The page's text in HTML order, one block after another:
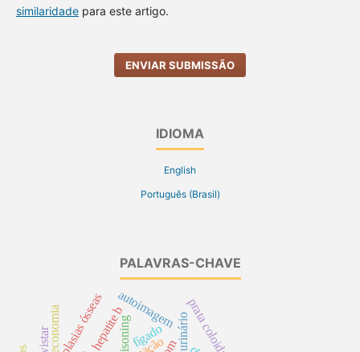
similaridadepara este artigo.
ENVIAR SUBMISSÃO
IDIOMA
English
Português (Brasil)
PALAVRAS-CHAVE
hepatite b
neoplasias ósseas poisoning
autoimagem
economia prata coloidal
fígado